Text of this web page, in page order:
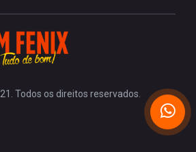
Todos os direitos reservados.